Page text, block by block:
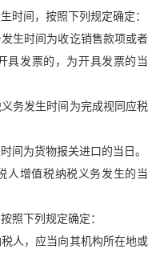
时间，按照下列规定确定：
生时间为收讫销售款项或者
具发票的，为开具发票的当
务发生时间为完成视同应税
间为货物报关进口的当日。
人增值税纳税义务发生的当
照下列规定确定：
人，应当向其机构所在地或